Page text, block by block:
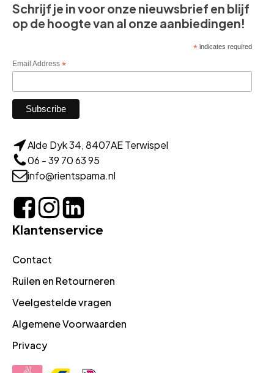
Schrijf je in voor onze nieuwsbrief en blijf
op de hoogte van al onze aanbiedingen!
*indicates required
Email Address *
Alde Dyk 34, 8407AE Terwispel
06 - 39 70 63 95
info@rientspama.nl
Klantenservice
Contact
Ruilen en Retourneren
Veelgestelde vragen
Algemene Voorwaarden
Privacy